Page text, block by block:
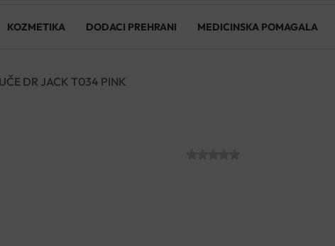
KOZMETIKA DODACI PREHRANI MEDICINSKA POMAGALA
DR JACK T034 PINK
MEDICINSKE